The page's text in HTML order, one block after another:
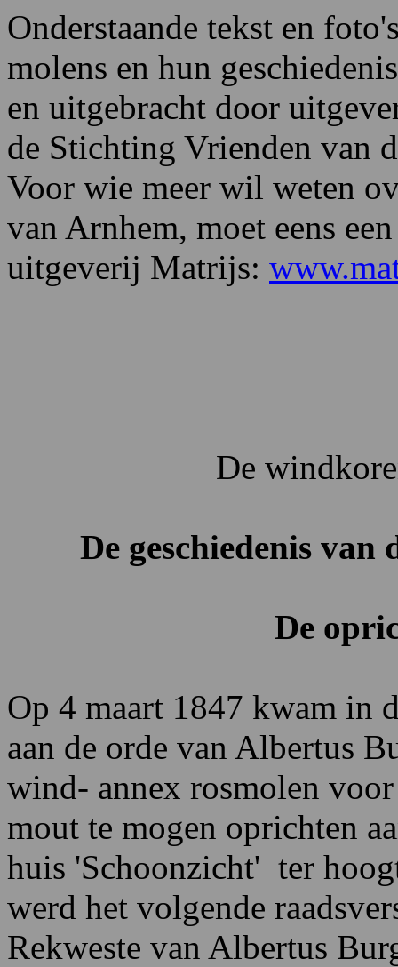
Onderstaande tekst en
molens en hun
en uitgebracht door
de Stichting Vrienden van
Voor wie meer wil weten
van Arnhem, moet eens
uitgeverij Matrijs:
De
De geschiedenis van
De
Op 4 maart 1847 kwam in
aan de orde van Albertus
wind- annex rosmolen
mout te mogen oprichten
huis 'Schoonzicht' ter
werd het volgende
Rekweste van Albertus